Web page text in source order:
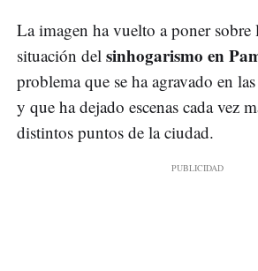
La imagen ha vuelto a poner sobre
situación del sinhogarismo en
problema que se ha agravado en
y que ha dejado escenas cada vez
distintos puntos de la ciudad.